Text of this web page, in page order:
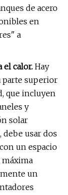
de acero
en
a
el calor. Hay
parte superior
que incluyen
y
solar
debe usar dos
un espacio
máxima
un